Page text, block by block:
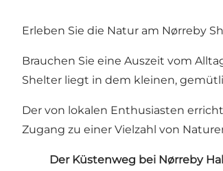
Erleben Sie die Natur am Nørreby
Brauchen Sie eine Auszeit vom
Shelter liegt in dem kleinen,
Der von lokalen Enthusiasten
Zugang zu einer Vielzahl von
Der Küstenweg bei Nørreby